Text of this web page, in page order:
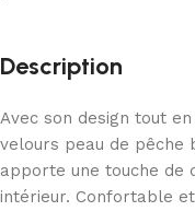
Description
Avec son design tout
velours peau de pêche
apporte une touche de
intérieur. Confortable